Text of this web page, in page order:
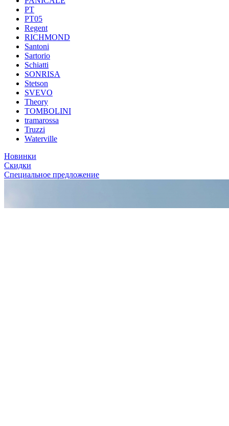
PT
PT05
Regent
RICHMOND
Santoni
Sartorio
Schiatti
SONRISA
Stetson
SVEVO
Theory
TOMBOLINI
tramarossa
Truzzi
Waterville
Новинки
Скидки
Специальное предложение